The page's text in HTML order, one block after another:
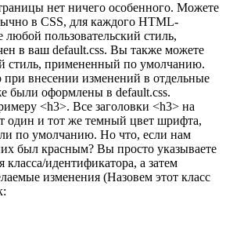
нет ничего особенного. Можете
в CSS, для каждого HTML-
пользовательский стиль,
в ваш default.css. Вы также можете
стиль, примененный по умолчанию.
при внесении изменений в отдельные
были оформлены в default.css.
<h3>. Все заголовки <h3> на
и тот же темный цвет шрифта,
по умолчанию. Но что, если нам
был красным? Вы просто указываете
идентификатора, а затем
изменения (Назовем этот класс